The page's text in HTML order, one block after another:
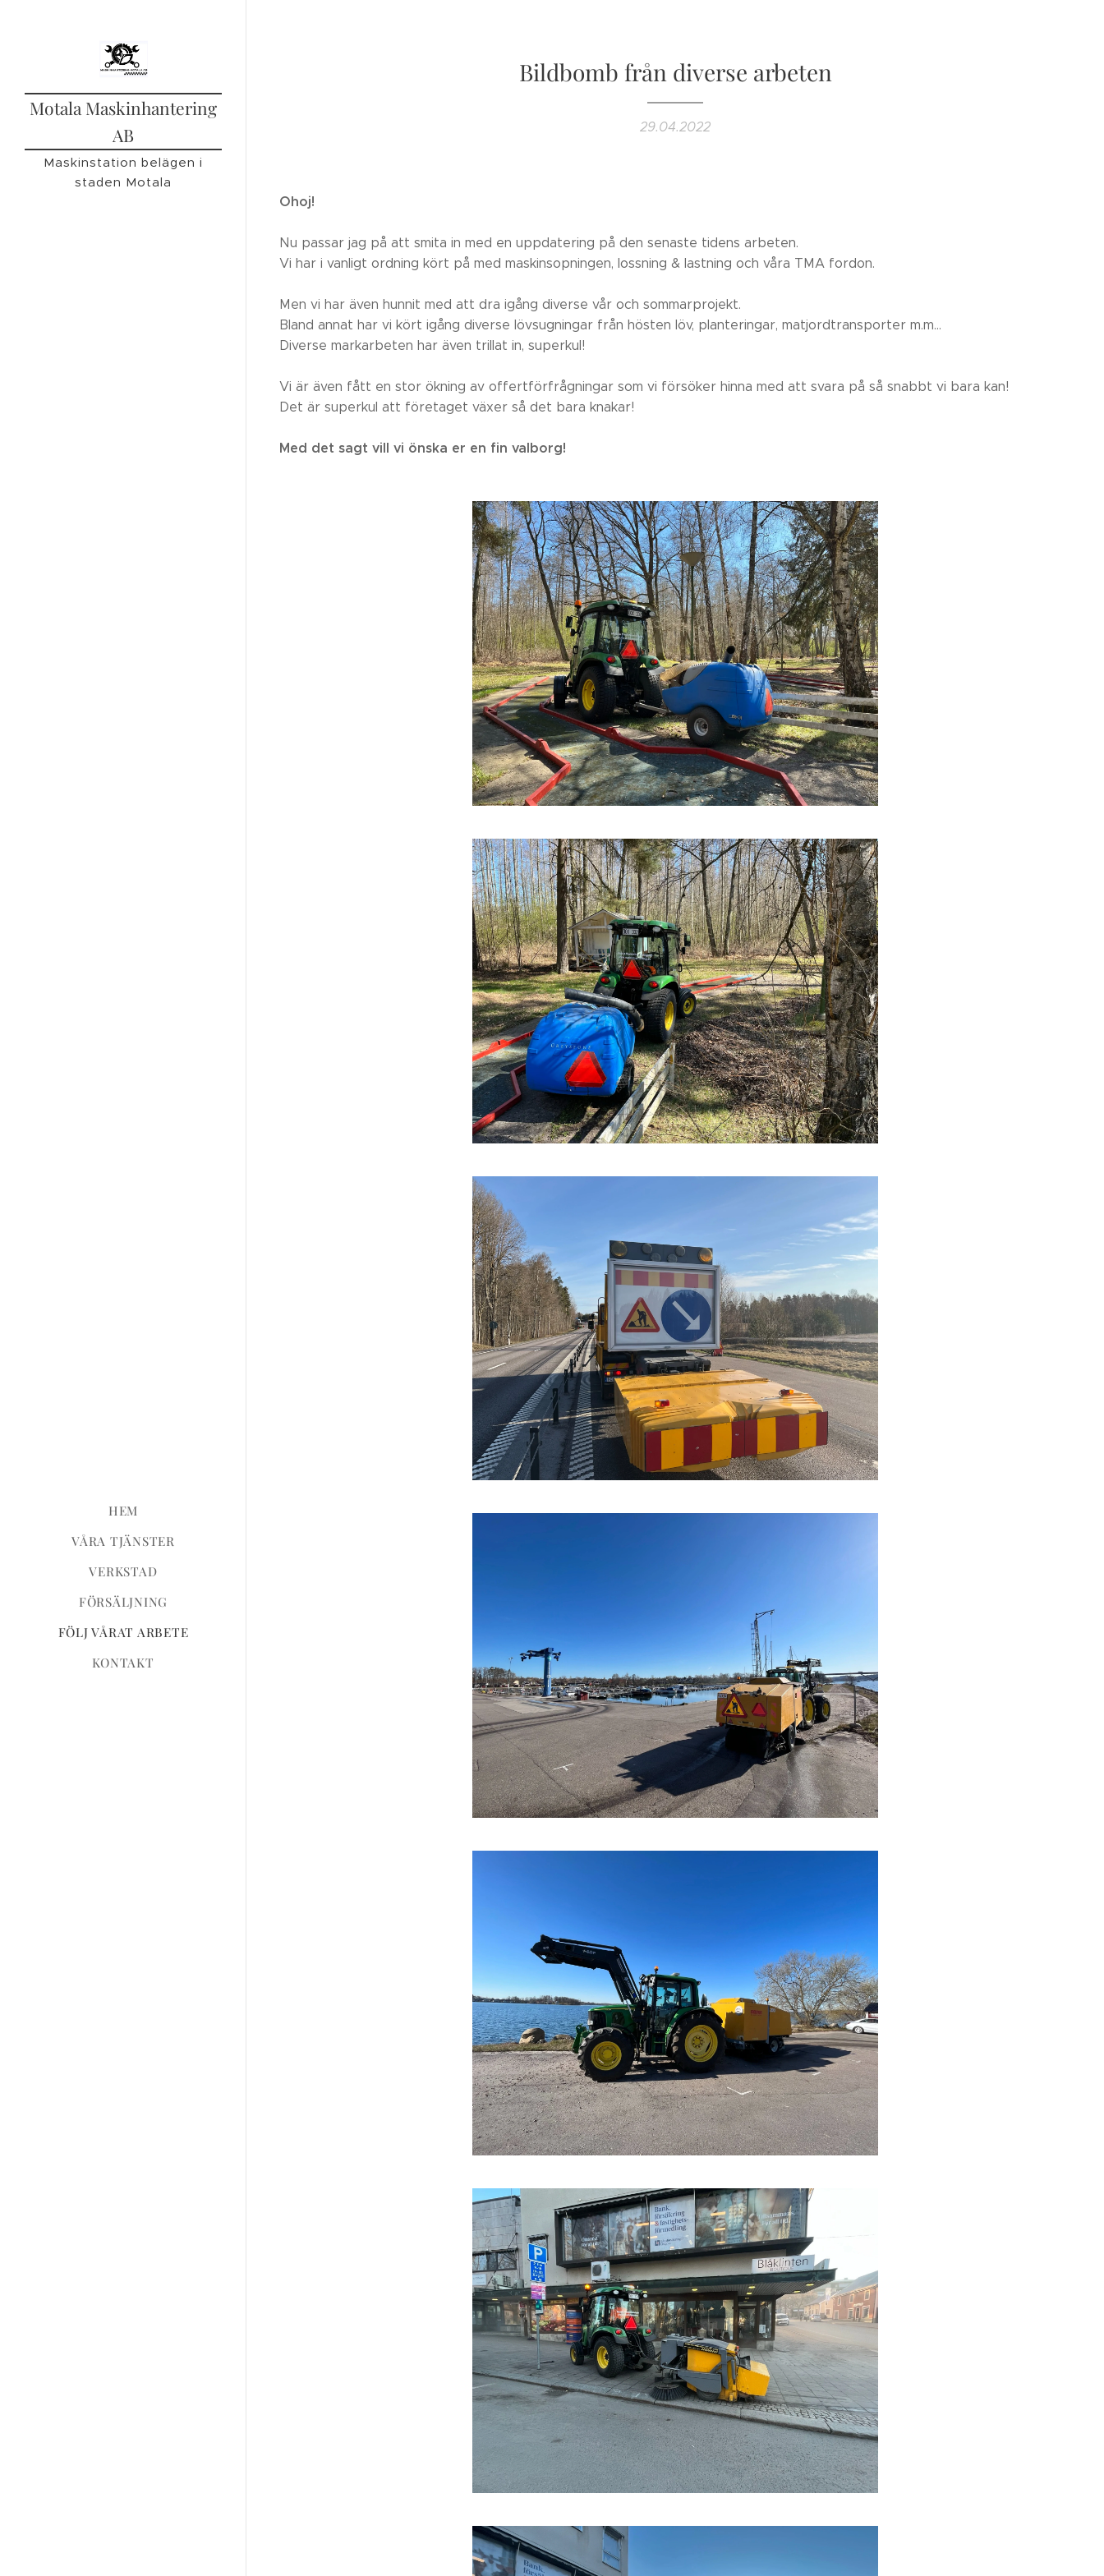
Motala Maskinhantering
AB
Maskinstation belägen i
staden Motala
HEM
VÅRA TJÄNSTER
VERKSTAD
FÖRSÄLJNING
FÖLJ VÅRAT ARBETE
KONTAKT
Bildbomb från diverse arbeten
29.04.2022
Ohoj!
Nu passar jag på att smita in med en uppdatering på den senaste tidens arbeten.
Vi har i vanligt ordning kört på med maskinsopningen, lossning & lastning och våra TMA fordon.
Men vi har även hunnit med att dra igång diverse vår och sommarprojekt.
Bland annat har vi kört igång diverse lövsugningar från hösten löv, planteringar, matjordtransporter m.m...
Diverse markarbeten har även trillat in, superkul!
Vi är även fått en stor ökning av offertförfrågningar som vi försöker hinna med att svara på så snabbt vi bara kan!
Det är superkul att företaget växer så det bara knakar!
Med det sagt vill vi önska er en fin valborg!